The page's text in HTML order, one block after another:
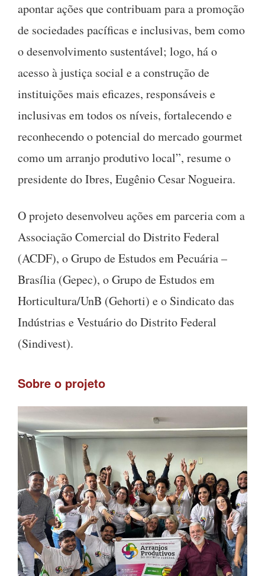
apontar ações que contribuam para a promoção
de sociedades pacíficas e inclusivas, bem como
o desenvolvimento sustentável; logo, há o
acesso à justiça social e a construção de
instituições mais eficazes, responsáveis e
inclusivas em todos os níveis, fortalecendo e
reconhecendo o potencial do mercado gourmet
como um arranjo produtivo local”, resume o
presidente do Ibres, Eugênio Cesar Nogueira.
O projeto desenvolveu ações em parceria com a
Associação Comercial do Distrito Federal
(ACDF), o Grupo de Estudos em Pecuária –
Brasília (Gepec), o Grupo de Estudos em
Horticultura/UnB (Gehorti) e o Sindicato das
Indústrias e Vestuário do Distrito Federal
(Sindivest).
Sobre o projeto